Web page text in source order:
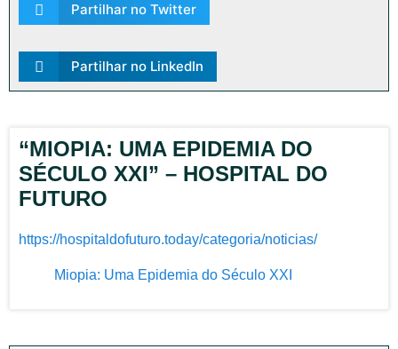
Partilhar no Twitter
Partilhar no LinkedIn
“MIOPIA: UMA EPIDEMIA DO
SÉCULO XXI” – HOSPITAL DO
FUTURO
https://hospitaldofuturo.today/categoria/noticias/
Miopia: Uma Epidemia do Século XXI